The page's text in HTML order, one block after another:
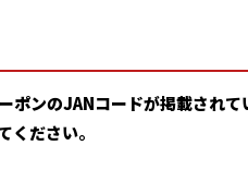
ンのJANコードが掲載され
ださい。